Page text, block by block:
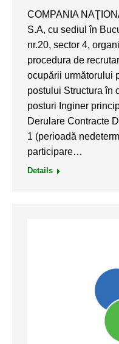
COMPANIA
S.A, cu sediul în
nr.20, sector 4,
procedura de
ocupării următorului
postului Structura în
posturi Inginer
Derulare Contracte
1 (perioadă
participare…
Details